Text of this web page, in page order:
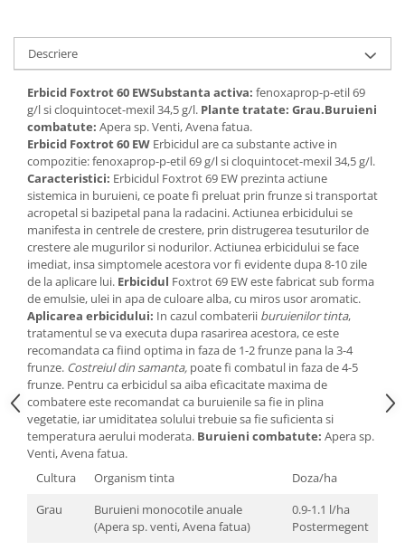
Descriere
Erbicid Foxtrot 60 EWSubstanta activa: fenoxaprop-p-etil 69
g/l si cloquintocet-mexil 34,5 g/l. Plante tratate: Grau.Buruieni
combatute: Apera sp. Venti, Avena fatua.
Erbicid Foxtrot 60 EW Erbicidul are ca substante active in
compozitie: fenoxaprop-p-etil 69 g/l si cloquintocet-mexil 34,5 g/l.
Caracteristici: Erbicidul Foxtrot 69 EW prezinta actiune
sistemica in buruieni, ce poate fi preluat prin frunze si transportat
acropetal si bazipetal pana la radacini. Actiunea erbicidului se
manifesta in centrele de crestere, prin distrugerea tesuturilor de
crestere ale mugurilor si nodurilor. Actiunea erbicidului se face
imediat, insa simptomele acestora vor fi evidente dupa 8-10 zile
de la aplicare lui. Erbicidul Foxtrot 69 EW este fabricat sub forma
de emulsie, ulei in apa de culoare alba, cu miros usor aromatic.
Aplicarea erbicidului: In cazul combaterii buruienilor tinta,
tratamentul se va executa dupa rasarirea acestora, ce este
recomandata ca fiind optima in faza de 1-2 frunze pana la 3-4
frunze. Costreiul din samanta, poate fi combatul in faza de 4-5
frunze. Pentru ca erbicidul sa aiba eficacitate maxima de
combatere este recomandat ca buruienile sa fie in plina
vegetatie, iar umiditatea solului trebuie sa fie suficienta si
temperatura aerului moderata. Buruieni combatute: Apera sp.
Venti, Avena fatua.
Cultura
Organism tinta
Doza/ha
Grau
Buruieni monocotile anuale
(Apera sp. venti, Avena fatua)
0.9-1.1 l/ha
Postermegent